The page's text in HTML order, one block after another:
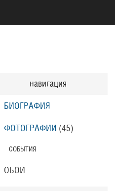
навигация
БИОГРАФИЯ
ФОТОГРАФИИ (45)
СОБЫТИЯ
ОБОИ